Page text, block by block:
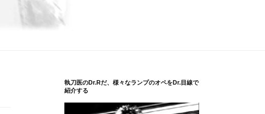
執刀医のDr.Rだ、様々なランプのオペをDr.目線で
紹介する